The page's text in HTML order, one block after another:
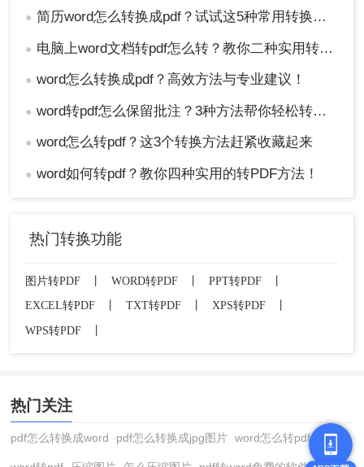
● 简历word怎么转换成pdf？试试这5种常用转换方法！
● 电脑上word文档转pdf怎么转？教你二种实用转换方法！
● word怎么转换成pdf？高效方法与专业建议！
● word转pdf怎么保留批注？3种方法帮你轻松转换！
● word怎么转pdf？这3个转换方法赶紧收藏起来
● word如何转pdf？教你四种实用的转PDF方法！
热门转换功能
图片转PDF 丨 WORD转PDF 丨 PPT转PDF
丨
EXCEL转PDF
TXT转PDF XPS转PDF
WPS转PDF
热门关注
pdf怎么转换成word pdf怎么转换成jpg图片 word怎么转pdf